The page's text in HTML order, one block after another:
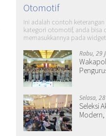
Otomotif
Ini adalah contoh
kategori otomotif, anda bisa
memasukkannya pada widget.
Rabu, 29
Selasa,
Seleksi
Modern,